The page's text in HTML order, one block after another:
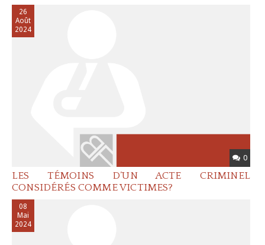
26
Août
2024
0
LES TÉMOINS D’UN ACTE CRIMINEL
CONSIDÉRÉS COMME VICTIMES?
08
Mai
2024